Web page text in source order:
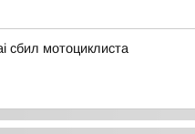
сбил мотоциклиста